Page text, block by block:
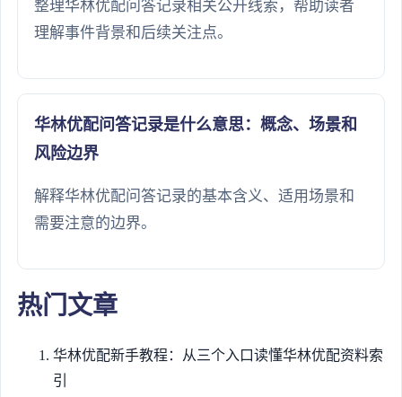
整理华林优配问答记录相关公开线索，帮助读者
理解事件背景和后续关注点。
华林优配问答记录是什么意思：概念、场景和
风险边界
解释华林优配问答记录的基本含义、适用场景和
需要注意的边界。
热门文章
华林优配新手教程：从三个入口读懂华林优配资料索
引